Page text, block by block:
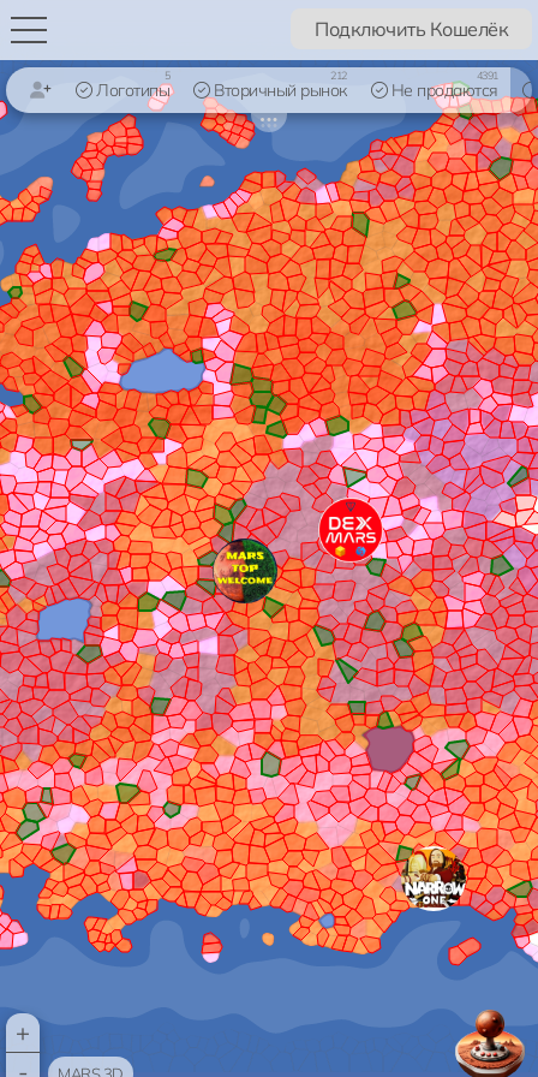
Подключить Кошелёк
Логотипы
5
Вторичный рынок
212
Не продаются
4391
+